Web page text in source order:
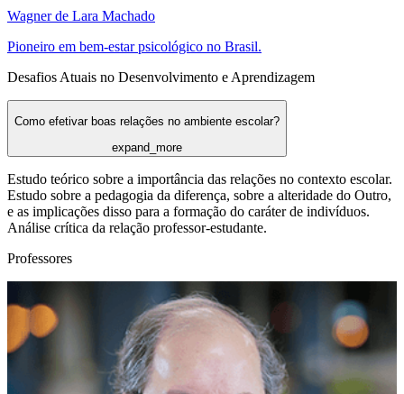
Wagner de Lara Machado
Pioneiro em bem-estar psicológico no Brasil.
Desafios Atuais no Desenvolvimento e Aprendizagem
Como efetivar boas relações no ambiente escolar?
expand_more
Estudo teórico sobre a importância das relações no contexto escolar.
Estudo sobre a pedagogia da diferença, sobre a alteridade do Outro,
e as implicações disso para a formação do caráter de indivíduos.
Análise crítica da relação professor-estudante.
Professores